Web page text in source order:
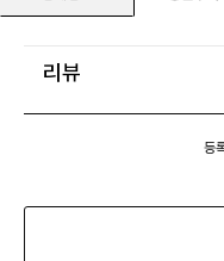
리뷰
등